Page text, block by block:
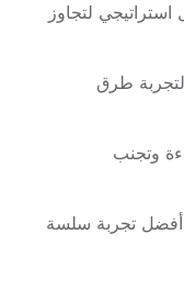
لتجاوز
طرق
وتجنب
تجربة سلسة